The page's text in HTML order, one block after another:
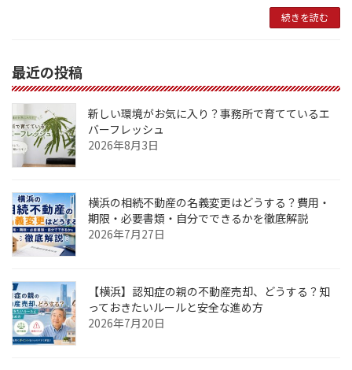
続きを読む
最近の投稿
新しい環境がお気に入り？事務所で育てているエ
バーフレッシュ
2026年8月3日
横浜の相続不動産の名義変更はどうする？費用・
期限・必要書類・自分でできるかを徹底解説
2026年7月27日
【横浜】認知症の親の不動産売却、どうする？知
っておきたいルールと安全な進め方
2026年7月20日